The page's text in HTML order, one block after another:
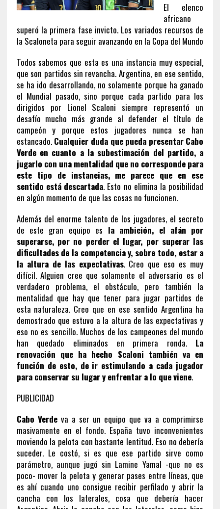
El elenco
africano
superó la primera fase invicto. Los variados recursos de
la Scaloneta para seguir avanzando en la Copa del Mundo
Todos sabemos que esta es una instancia muy especial,
que son partidos sin revancha. Argentina, en ese sentido,
se ha ido desarrollando, no solamente porque ha ganado
el Mundial pasado, sino porque cada partido para los
dirigidos por Lionel Scaloni siempre representó un
desafío mucho más grande al defender el título de
campeón y porque estos jugadores nunca se han
estancado. Cualquier duda que pueda presentar Cabo
Verde en cuanto a la subestimación del partido, a
jugarlo con una mentalidad que no corresponde para
este tipo de instancias, me parece que en ese
sentido está descartada. Esto no elimina la posibilidad
en algún momento de que las cosas no funcionen.
Además del enorme talento de los jugadores, el secreto
de este gran equipo es la ambición, el afán por
superarse, por no perder el lugar, por superar las
dificultades de la competencia y, sobre todo, estar a
la altura de las expectativas. Creo que eso es muy
difícil. Alguien cree que solamente el adversario es el
verdadero problema, el obstáculo, pero también la
mentalidad que hay que tener para jugar partidos de
esta naturaleza. Creo que en ese sentido Argentina ha
demostrado que estuvo a la altura de las expectativas y
eso no es sencillo. Muchos de los campeones del mundo
han quedado eliminados en primera ronda. La
renovación que ha hecho Scaloni también va en
función de esto, de ir estimulando a cada jugador
para conservar su lugar y enfrentar a lo que viene.
PUBLICIDAD
Cabo Verdeva a ser un equipo que va a comprimirse
masivamente en el fondo. España tuvo inconvenientes
moviendo la pelota con bastante lentitud. Eso no debería
suceder. Le costó, si es que ese partido sirve como
parámetro, aunque jugó sin Lamine Yamal -que no es
poco- mover la pelota y generar pases entre líneas, que
es ahí cuando uno consigue recibir perfilado y abrir la
cancha con los laterales, cosa que debería hacer